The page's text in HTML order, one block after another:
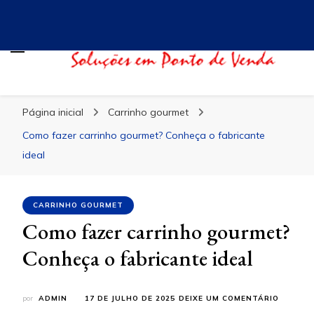
Página inicial
Carrinho gourmet
Como fazer carrinho gourmet? Conheça o fabricante
ideal
CARRINHO GOURMET
Como fazer carrinho gourmet?
Conheça o fabricante ideal
por ADMIN 17 DE JULHO DE 2025 DEIXE UM COMENTÁRIO